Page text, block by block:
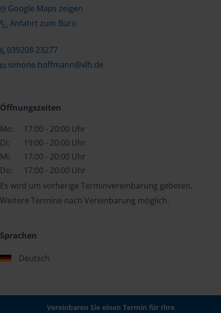
Google Maps zeigen
Anfahrt zum Büro
039208 23277
simone.hoffmann@vlh.de
Öffnungszeiten
Mo:
17:00 - 20:00 Uhr
Di:
19:00 - 20:00 Uhr
Mi:
17:00 - 20:00 Uhr
Do:
17:00 - 20:00 Uhr
Es wird um vorherige Terminvereinbarung gebeten.
Weitere Termine nach Vereinbarung möglich.
Sprachen
Deutsch
Vereinbaren Sie einen Termin für Ihre